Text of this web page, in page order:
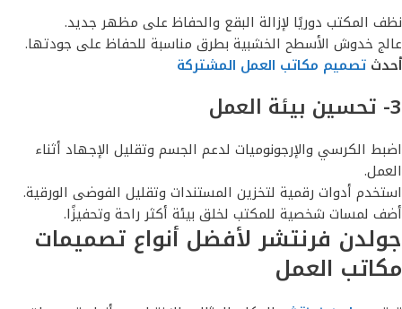
نظف المكتب دوريًا لإزالة البقع والحفاظ على مظهر جديد.
عالج خدوش الأسطح الخشبية بطرق مناسبة للحفاظ على جودتها.
أحدث تصميم مكاتب العمل المشتركة
3- تحسين بيئة العمل
اضبط الكرسي والإرجونوميات لدعم الجسم وتقليل الإجهاد أثناء
العمل.
استخدم أدوات رقمية لتخزين المستندات وتقليل الفوضى الورقية.
أضف لمسات شخصية للمكتب لخلق بيئة أكثر راحة وتحفيزًا.
جولدن فرنتشر لأفضل أنواع تصميمات
مكاتب العمل